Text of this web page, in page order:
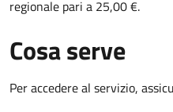
regionale pari a 25,00 €.
Cosa serve
Per accedere al servizio,